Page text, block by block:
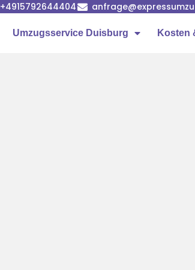
+4915792644404
Umzugsservice Duisburg Kosten